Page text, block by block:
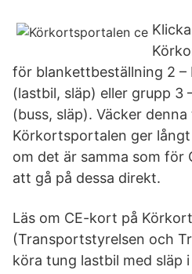
för blankettbeställning 2 –
(lastbil, släp) eller grupp 3
(buss, släp). Väcker
Körkortsportalen ger
om det är samma som för
att gå på dessa direkt.
Läs om CE-kort på
(Transportstyrelsen och
köra tung lastbil med släp